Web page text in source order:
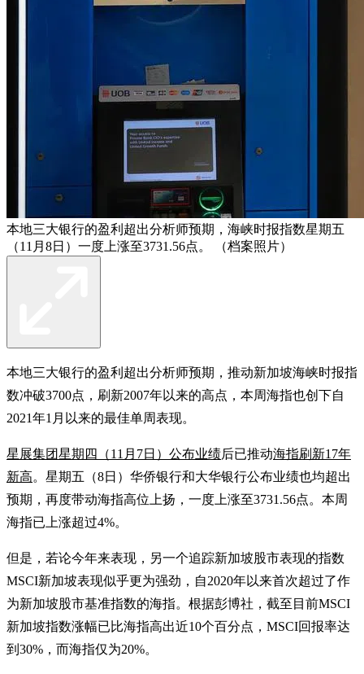
本地三大银行的盈利超出分析师预期，海峡时报指数星期五
（11月8日）一度上涨至3731.56点。 （档案照片）
本地三大银行的盈利超出分析师预期，推动新加坡海峡时报指
数冲破3700点，刷新2007年以来的高点，本周海指也创下自
2021年1月以来的最佳单周表现。
星展集团星期四（11月7日）公布业绩后已推动海指刷新17年
新高。星期五（8日）华侨银行和大华银行公布业绩也均超出
预期，再度带动海指高位上扬，一度上涨至3731.56点。本周
海指已上涨超过4%。
但是，若论今年来表现，另一个追踪新加坡股市表现的指数
MSCI新加坡表现似乎更为强劲，自2020年以来首次超过了作
为新加坡股市基准指数的海指。根据彭博社，截至目前MSCI
新加坡指数涨幅已比海指高出近10个百分点，MSCI回报率达
到30%，而海指仅为20%。